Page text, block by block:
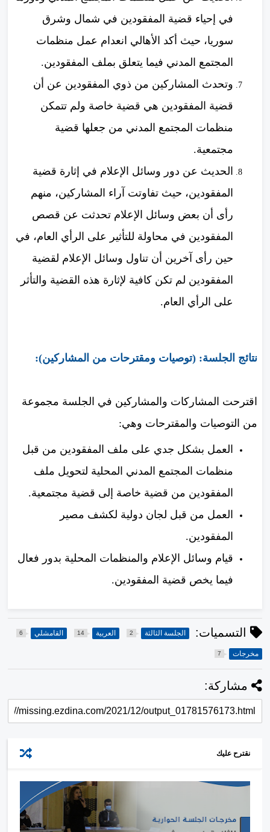
في إحياء قضية المفقودين في شمال وشرق
سوريا، حيث أكد الأهالي انعدام عمل منظمات
المجتمع المدني فيما يتعلق بملف المفقودين.
وتحدث المشاركين من ذوي المفقودين عن أن
قضية المفقودين هي قضية خاصة ولم تتمكن
منظمات المجتمع المدني من جعلها قضية
مجتمعية.
الحديث عن دور وسائل الإعلام في إثارة قضية
المفقودين، حيث تفاوتت آراء المشاركين، منهم
رأى أن بعض وسائل الإعلام تحدثت عن قصص
المفقودين في محاولة للتأثير على الرأي العام، في
حين رأى آخرين أن تناول وسائل الإعلام لقضية
المفقودين لم تكن كافية لإثارة هذه القضية والتأثر
على الرأي العام.
نتائج الجلسة: (توصيات ومقترحات من المشاركين):
اقترحت المشاركات والمشاركين في الجلسة مجموعة
من التوصيات والمقترحات وهي:
العمل بشكل جدي على ملف المفقودين من قبل
منظمات المجتمع المدني المحلية لتحويل ملف
المفقودين من قضية خاصة إلى قضية مجتمعية.
العمل من قبل لجان دولية لكشف مصير
المفقودين.
قيام وسائل الإعلام والمنظمات المحلية بدور فعال
فيما يخص قضية المفقودين.
التسميات: الجلسة الثالثة 2 العربية 14 القامشلي 6
مخرجات 7
مشاركة:
نقترح عليك